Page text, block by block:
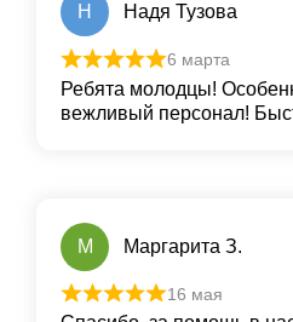
Н Надя Тузова
6 марта
Ребята молодцы!
вежливый персонал!
М Маргарита З.
16 мая